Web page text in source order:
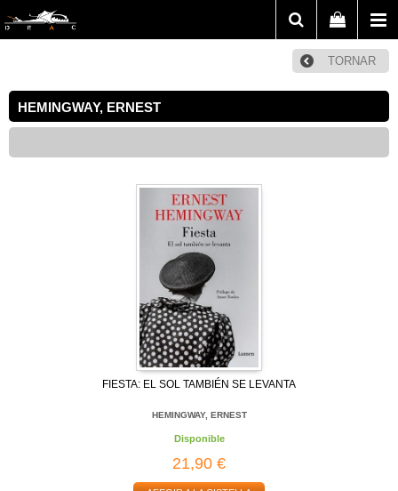
TORNAR
HEMINGWAY, ERNEST
FIESTA: EL SOL TAMBIÉN SE LEVANTA
HEMINGWAY, ERNEST
Disponible
21,90 €